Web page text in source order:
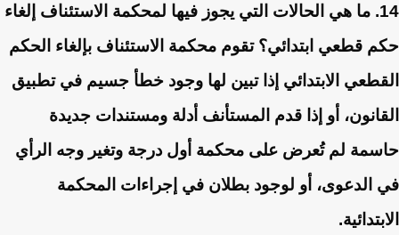
14. ما هي الحالات التي يجوز فيها لمحكمة الاستئناف إلغاء
حكم قطعي ابتدائي؟ تقوم محكمة الاستئناف بإلغاء الحكم
القطعي الابتدائي إذا تبين لها وجود خطأ جسيم في تطبيق
القانون، أو إذا قدم المستأنف أدلة ومستندات جديدة
حاسمة لم تُعرض على محكمة أول درجة وتغير وجه الرأي
في الدعوى، أو لوجود بطلان في إجراءات المحكمة
الابتدائية.